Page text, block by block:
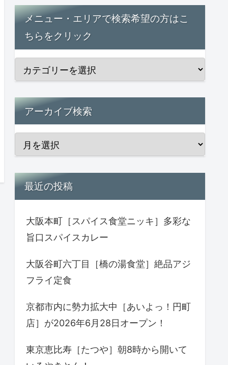
メニュー・エリアで検索希望の方はこ
ちらをクリック
アーカイブ検索
最近の投稿
大阪本町［スパイス食堂ニッキ］多彩な
旨口スパイスカレー
大阪谷町六丁目［橋の湯食堂］絶品アジ
フライ定食
京都市内に勢力拡大中［あいよっ！円町
店］が2026年6月28日オープン！
東京恵比寿［たつや］朝8時から開いて